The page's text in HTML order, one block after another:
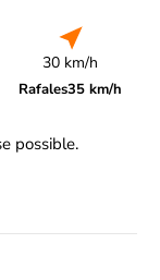
30 km/h
Rafales35 km/h
possible.